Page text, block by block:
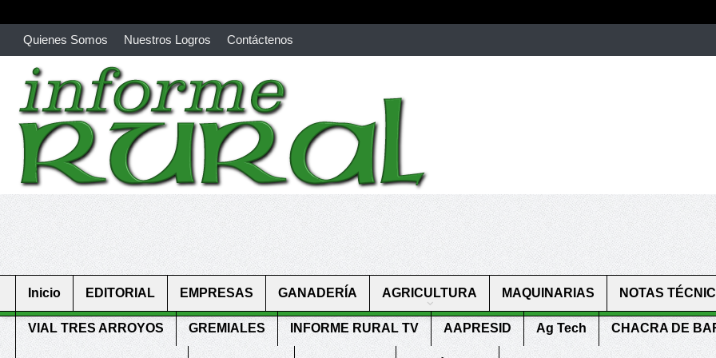
Quienes Somos Nuestros Logros Contáctenos
richardmillereplica is also available with delicate watches for women.patekphilippe.to
youngsexdoll.com with professional customer services. 1: 1 design high https://reallydiamond.com/
Inicio EDITORIAL EMPRESAS GANADERÍA AGRICULTURA MAQUINARIAS NOTAS
VIAL TRES ARROYOS GREMIALES INFORME RURAL TV AAPRESID Ag Tech CHACRA DE